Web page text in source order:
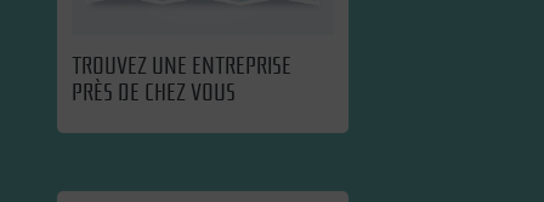
TROUVEZ UNE ENTREPRISE
PRÈS DE CHEZ VOUS